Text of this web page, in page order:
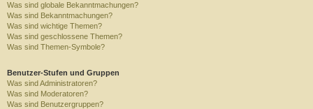
Was sind globale Bekanntmachungen?
Was sind Bekanntmachungen?
Was sind wichtige Themen?
Was sind geschlossene Themen?
Was sind Themen-Symbole?
Benutzer-Stufen und Gruppen
Was sind Administratoren?
Was sind Moderatoren?
Was sind Benutzergruppen?